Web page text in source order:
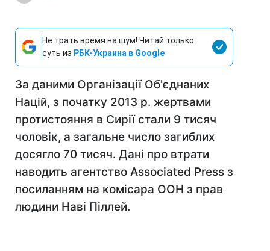
Не трать время на шум! Читай только
суть из РБК-Украина в Google
За даними Організації Об'єднаних
Націй, з початку 2013 р. жертвами
протистояння в Сирії стали 9 тисяч
чоловік, а загальне число загиблих
досягло 70 тисяч. Дані про втрати
наводить агентство Associated Press з
посиланням на комісара ООН з прав
людини Наві Піллей.